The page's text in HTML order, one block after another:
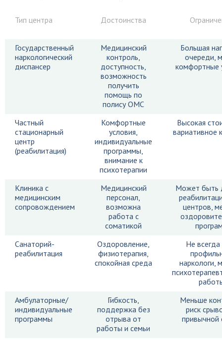
Тип центра Достоинства
Государственный
наркологический
диспансер
Медицинский
контроль,
доступность,
возможность
получить
помощь по
полису ОМС
Большая
очереди,
комфортные
Частный
стационарный
центр
(реабилитация)
Комфортные
условия,
индивидуальные
программы,
внимание к
психотерапии
Высокая
вариативное
Клиника с
медицинским
сопровождением
Медицинский
персонал,
возможна
работа с
соматикой
Может быть
центров,
Санаторий-
реабилитация
Оздоровление,
физиотерапия,
спокойная среда
Не всегда
наркологи,
Амбулаторные/
индивидуальные
программы
Гибкость,
поддержка без
отрыва от
работы и семьи
Меньше
риск
привычной